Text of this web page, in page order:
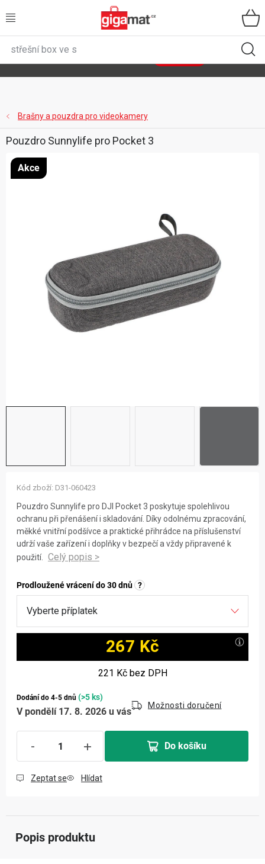
na
VŠECHNY KATEGORIE
ZAHRADA
DÍLNA
ÚLOŽNÉ BOXY
Brašny a pouzdra pro videokamery
Pouzdro Sunnylife pro DJI Pocket 3 poskytuje spolehlivou
ochranu při přenášení i skladování. Díky odolnému zpracování,
měkké vnitřní podšívce a praktické přihrádce na příslušenství
udrží vaše zařízení i doplňky v bezpečí a vždy připravené k
použití.
Prodloužené vrácení do 30 dnů ?
267 Kč
221 Kčbez DPH
Dodání do 4-5 dnů (>5 ks)
V pondělí 17. 8. 2026 u vás
Možnosti doručení
Do košíku
Kód zboží: D31-060423
Zeptat se Hlídat
Pouzdro Sunnylife pro Pocket 3
Akce
Popis produktu